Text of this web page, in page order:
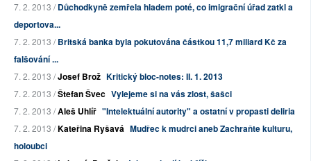
7. 2. 2013 /Důchodkyně zemřela hladem poté, co imigrační úřad zatkl a
deportova...
7. 2. 2013 /Britská banka byla pokutována částkou 11,7 miliard Kč za
falšování ...
7. 2. 2013 /Josef Brož Kritický bloc-notes: II. 1. 2013
7. 2. 2013 /Štefan Švec Vylejeme si na vás zlost, šašci
7. 2. 2013 /Aleš Uhlíř "Intelektuální autority" a ostatní v propasti deliria
7. 2. 2013 /Kateřina Ryšavá Mudřec k mudrci aneb Zachraňte kulturu,
holoubci